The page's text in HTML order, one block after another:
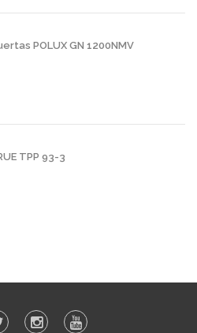
POLUX GN 1200NMV
TPP 93-3